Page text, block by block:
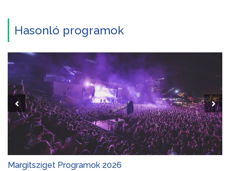
Hasonló programok
Margitsziget Programok 2026